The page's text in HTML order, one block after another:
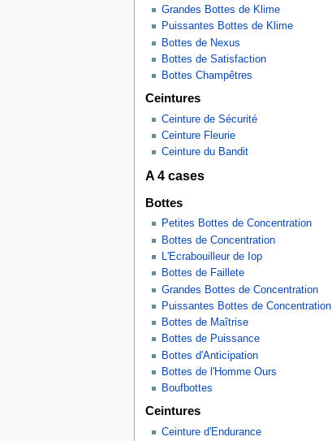
Grandes Bottes de Klime
Puissantes Bottes de Klime
Bottes de Nexus
Bottes de Satisfaction
Bottes Champêtres
Ceintures
Ceinture de Sécurité
Ceinture Fleurie
Ceinture du Bandit
A 4 cases
Bottes
Petites Bottes de Concentration
Bottes de Concentration
L'Ecrabouilleur de Iop
Bottes de Faillete
Grandes Bottes de Concentration
Puissantes Bottes de Concentration
Bottes de Maîtrise
Bottes de Puissance
Bottes d'Anticipation
Bottes de l'Homme Ours
Boufbottes
Ceintures
Ceinture d'Endurance